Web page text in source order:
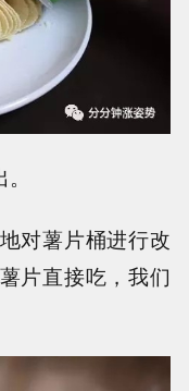
对薯片桶进行改
片直接吃，我们